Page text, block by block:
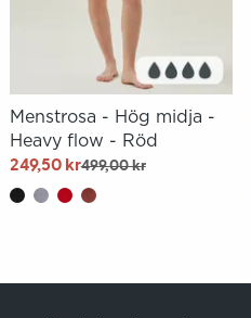
Menstrosa - Hög midja -
Heavy flow - Röd
249,50 kr499,00 kr